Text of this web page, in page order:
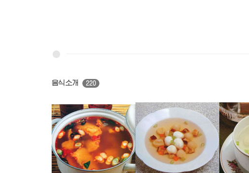
음식소개 220